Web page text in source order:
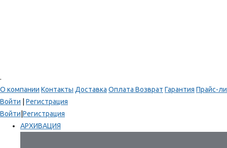
.
О компании Контакты Доставка Оплата Возврат Гарантия Прайс-
Войти
Регистрация
Войти Регистрация
АРХИВАЦИЯ